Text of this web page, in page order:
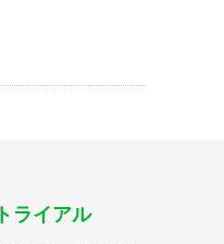
ライアル